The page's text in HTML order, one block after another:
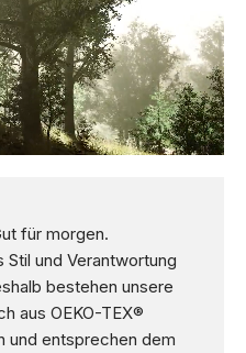
für morgen.
Stil und Verantwortung
bestehen unsere
aus OEKO-TEX®
und entsprechen dem